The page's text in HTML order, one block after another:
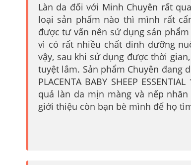
Làn da đối với Minh Chuyên rất
loại sản phẩm nào thì mình rất
được tư vấn nên sử dụng sản
vì có rất nhiều chất dinh dưỡng
vậy, sau khi sử dụng được thời
tuyệt lắm. Sản phẩm Chuyên đang
PLACENTA BABY SHEEP
quả làn da mịn màng và nếp
giới thiệu còn bạn bè mình để họ